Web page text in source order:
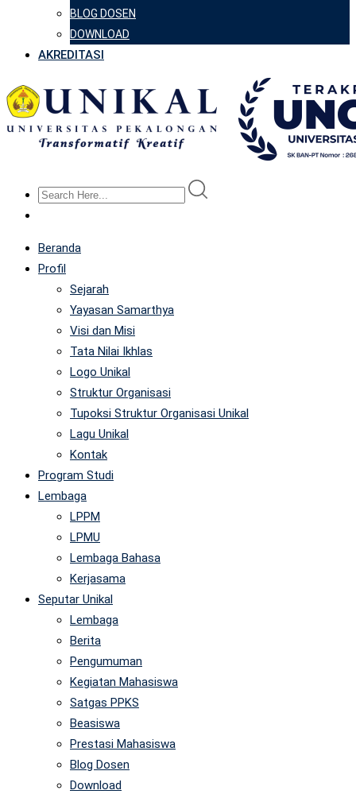
BLOG DOSEN
DOWNLOAD
AKREDITASI
Beranda
Profil
Sejarah
Yayasan Samarthya
Visi dan Misi
Tata Nilai Ikhlas
Logo Unikal
Struktur Organisasi
Tupoksi Struktur Organisasi Unikal
Lagu Unikal
Kontak
Program Studi
Lembaga
LPPM
LPMU
Lembaga Bahasa
Kerjasama
Seputar Unikal
Lembaga
Berita
Pengumuman
Kegiatan Mahasiswa
Satgas PPKS
Beasiswa
Prestasi Mahasiswa
Blog Dosen
Download